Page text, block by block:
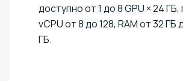
доступно от 1 до 8 GPU × 24 ГБ,
vCPU от 8 до 128, RAM от 32 ГБ
ГБ.